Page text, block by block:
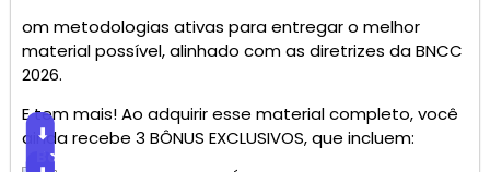
om metodologias ativas para entregar o melhor
material possível, alinhado com as diretrizes da BNCC
2026.
E tem mais! Ao adquirir esse material completo, você
ainda recebe 3 BÔNUS EXCLUSIVOS, que incluem:
⬇
Baixar